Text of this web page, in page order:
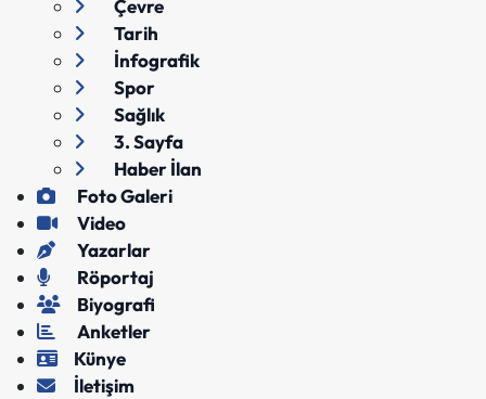
Çevre
Tarih
İnfografik
Spor
Sağlık
3. Sayfa
Haber İlan
Foto Galeri
Video
Yazarlar
Röportaj
Biyografi
Anketler
Künye
İletişim